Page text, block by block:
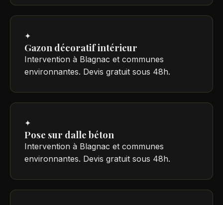
✦
Gazon décoratif intérieur
Intervention à Blagnac et communes
environnantes. Devis gratuit sous 48h.
✦
Pose sur dalle béton
Intervention à Blagnac et communes
environnantes. Devis gratuit sous 48h.